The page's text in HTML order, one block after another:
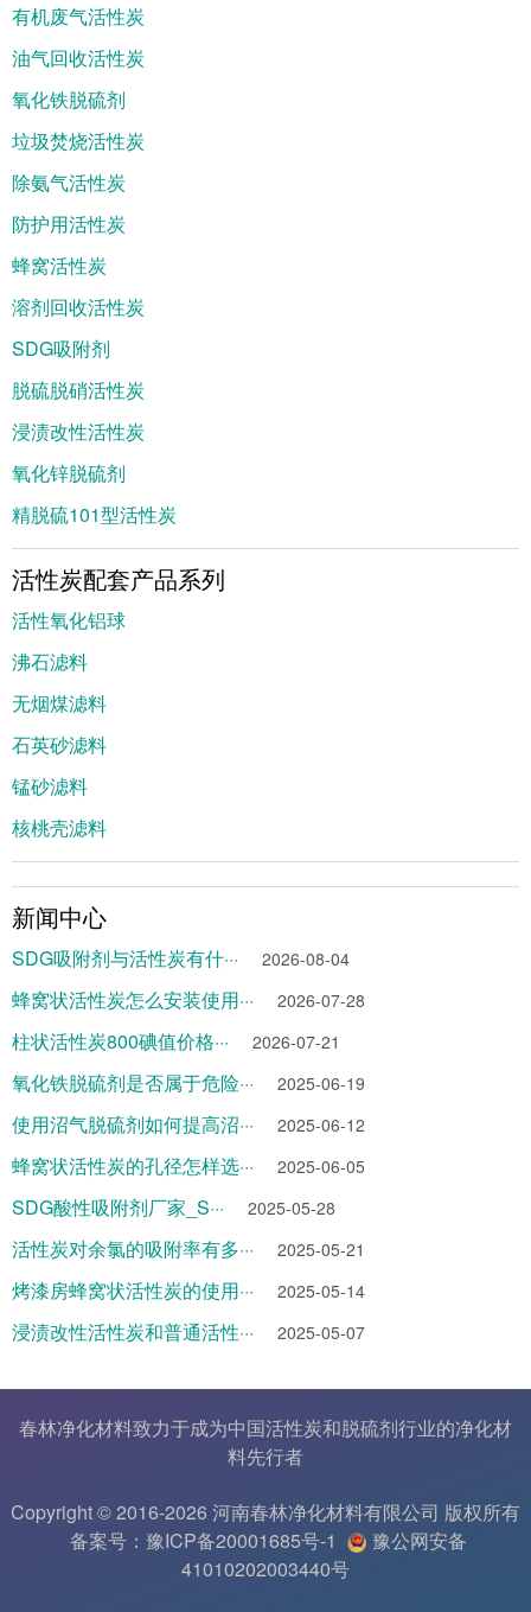
有机废气活性炭
油气回收活性炭
氧化铁脱硫剂
垃圾焚烧活性炭
除氨气活性炭
防护用活性炭
蜂窝活性炭
溶剂回收活性炭
SDG吸附剂
脱硫脱硝活性炭
浸渍改性活性炭
氧化锌脱硫剂
精脱硫101型活性炭
活性炭配套产品系列
活性氧化铝球
沸石滤料
无烟煤滤料
石英砂滤料
锰砂滤料
核桃壳滤料
新闻中心
SDG吸附剂与活性炭有什··· 2026-08-04
蜂窝状活性炭怎么安装使用··· 2026-07-28
柱状活性炭800碘值价格··· 2026-07-21
氧化铁脱硫剂是否属于危险··· 2025-06-19
使用沼气脱硫剂如何提高沼··· 2025-06-12
蜂窝状活性炭的孔径怎样选··· 2025-06-05
SDG酸性吸附剂厂家_S··· 2025-05-28
活性炭对余氯的吸附率有多··· 2025-05-21
烤漆房蜂窝状活性炭的使用··· 2025-05-14
浸渍改性活性炭和普通活性··· 2025-05-07
春林净化材料致力于成为中国活性炭和脱硫剂行业的净化材
料先行者
Copyright © 2016-2026 河南春林净化材料有限公司 版权所有
备案号：豫ICP备20001685号-1
豫公网安备
41010202003440号